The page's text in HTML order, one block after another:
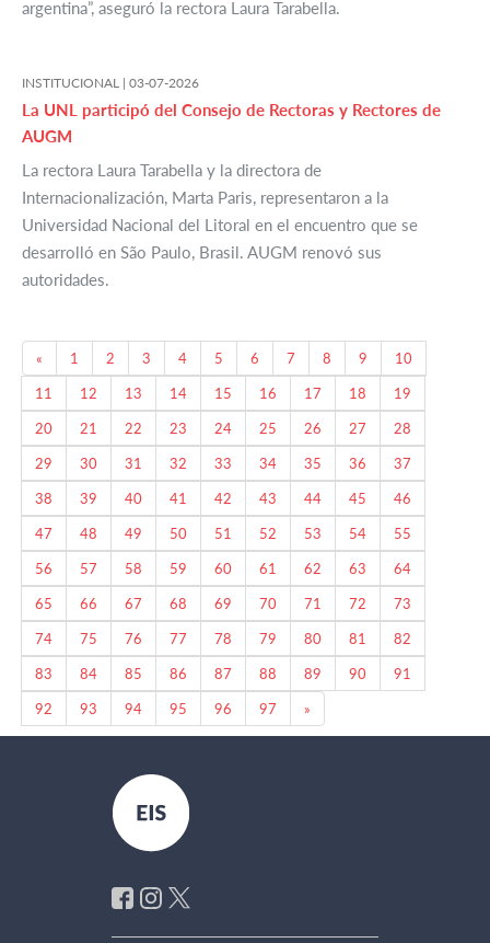
argentina”, aseguró la rectora Laura Tarabella.
INSTITUCIONAL | 03-07-2026
La UNL participó del Consejo de Rectoras y Rectores de
AUGM
La rectora Laura Tarabella y la directora de
Internacionalización, Marta Paris, representaron a la
Universidad Nacional del Litoral en el encuentro que se
desarrolló en São Paulo, Brasil. AUGM renovó sus
autoridades.
« Previous
1 2 3 4 5 6 7 8 9
10
11
12 13 14 15 16 17 18
19
20
21 22 23 24 25 26 27
28
29
30 31 32 33 34 35 36
37
38
39 40 41 42 43 44 45
46
47
48 49 50 51 52 53 54
55
56
57 58 59 60 61 62 63
64
65
66 67 68 69 70 71 72
73
74
75 76 77 78 79 80 81
82
83
84 85 86 87 88 89 90
91
92
93 94 95 96 97 »